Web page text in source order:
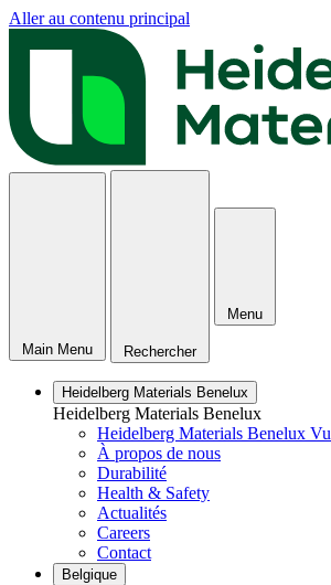
Aller au contenu principal
Main Menu Rechercher
Menu
Heidelberg Materials Benelux
Heidelberg Materials Benelux
Heidelberg Materials Benelux
À propos de nous
Durabilité
Health & Safety
Actualités
Careers
Contact
Belgique